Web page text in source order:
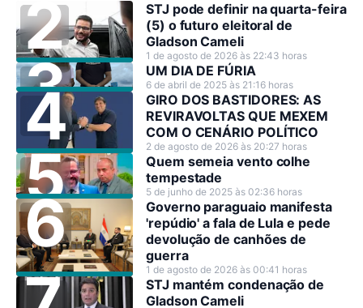
STJ pode definir na quarta-feira
(5) o futuro eleitoral de
Gladson Cameli
1 de agosto de 2026 às 22:43 horas
UM DIA DE FÚRIA
6 de abril de 2025 às 21:16 horas
GIRO DOS BASTIDORES: AS
REVIRAVOLTAS QUE MEXEM
COM O CENÁRIO POLÍTICO
2 de agosto de 2026 às 20:27 horas
Quem semeia vento colhe
tempestade
5 de junho de 2025 às 02:36 horas
Governo paraguaio manifesta
'repúdio' a fala de Lula e pede
devolução de canhões de
guerra
1 de agosto de 2026 às 00:41 horas
STJ mantém condenação de
Gladson Cameli